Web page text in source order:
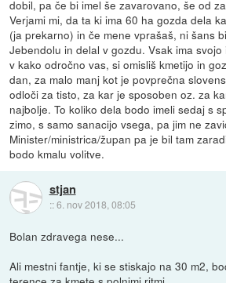
dobil, pa če bi imel še zavarovano, še od
Verjami mi, da ta ki ima 60 ha gozda dela
(ja prekarno) in če mene vprašaš, ni šans
Jebendolu in delal v gozdu. Vsak ima
v kako odročno vas, si omisliš kmetijo in
dan, za malo manj kot je povprečna
odloči za tisto, za kar je sposoben oz. za
najbolje. To koliko dela bodo imeli sedaj s
zimo, s samo sanacijo vsega, pa jim ne
Minister/ministrica/župan pa je bil tam
bodo kmalu volitve.
stjan
::6. nov 2018, 08:05
Bolan zdravega nese...
Ali mestni fantje, ki se stiskajo na 30 m2,